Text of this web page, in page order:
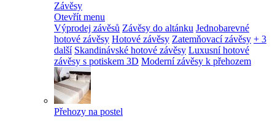
Závěsy
Otevřít menu
Výprodej závěsů Závěsy do altánku Jednobarevné
hotové závěsy Hotové závěsy Zatemňovací závěsy + 3
další Skandinávské hotové závěsy Luxusní hotové
závěsy s potiskem 3D Moderní závěsy k přehozem
Přehozy na postel